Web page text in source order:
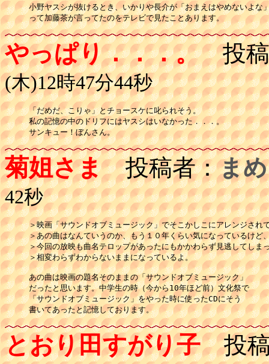
小野ヤスシが抜けるとき、いかりや長介が「おまえはやめないよな
って加藤茶が言ってたのをテレビで見たことあります。
やっぱり．．．。投稿
(木)12時47分44秒
「だめだ、こりゃ」とチョースケに叱られそう。
私の記憶の中のドリフにはヤスシはいなかった．．．。
菊姐さま投稿者：ま
42秒
＞映画「サウンドオブミュージック」でそこかしこにアレンジされ
＞あの曲はなんていうのか、もう１０年くらい気になっているけど
＞今回の放映も曲名テロップがあったにもかかわらず見逃してしま
＞相変わらずわからないままになっているよ。
あの曲は映画の題名そのままの「サウンドオブミュージック」
だったと思います。中学生の時（今から10年ほど前）文化祭で
「サウンドオブミュージック」をやった時に使ったCDにそう
とおり田すがり子投稿